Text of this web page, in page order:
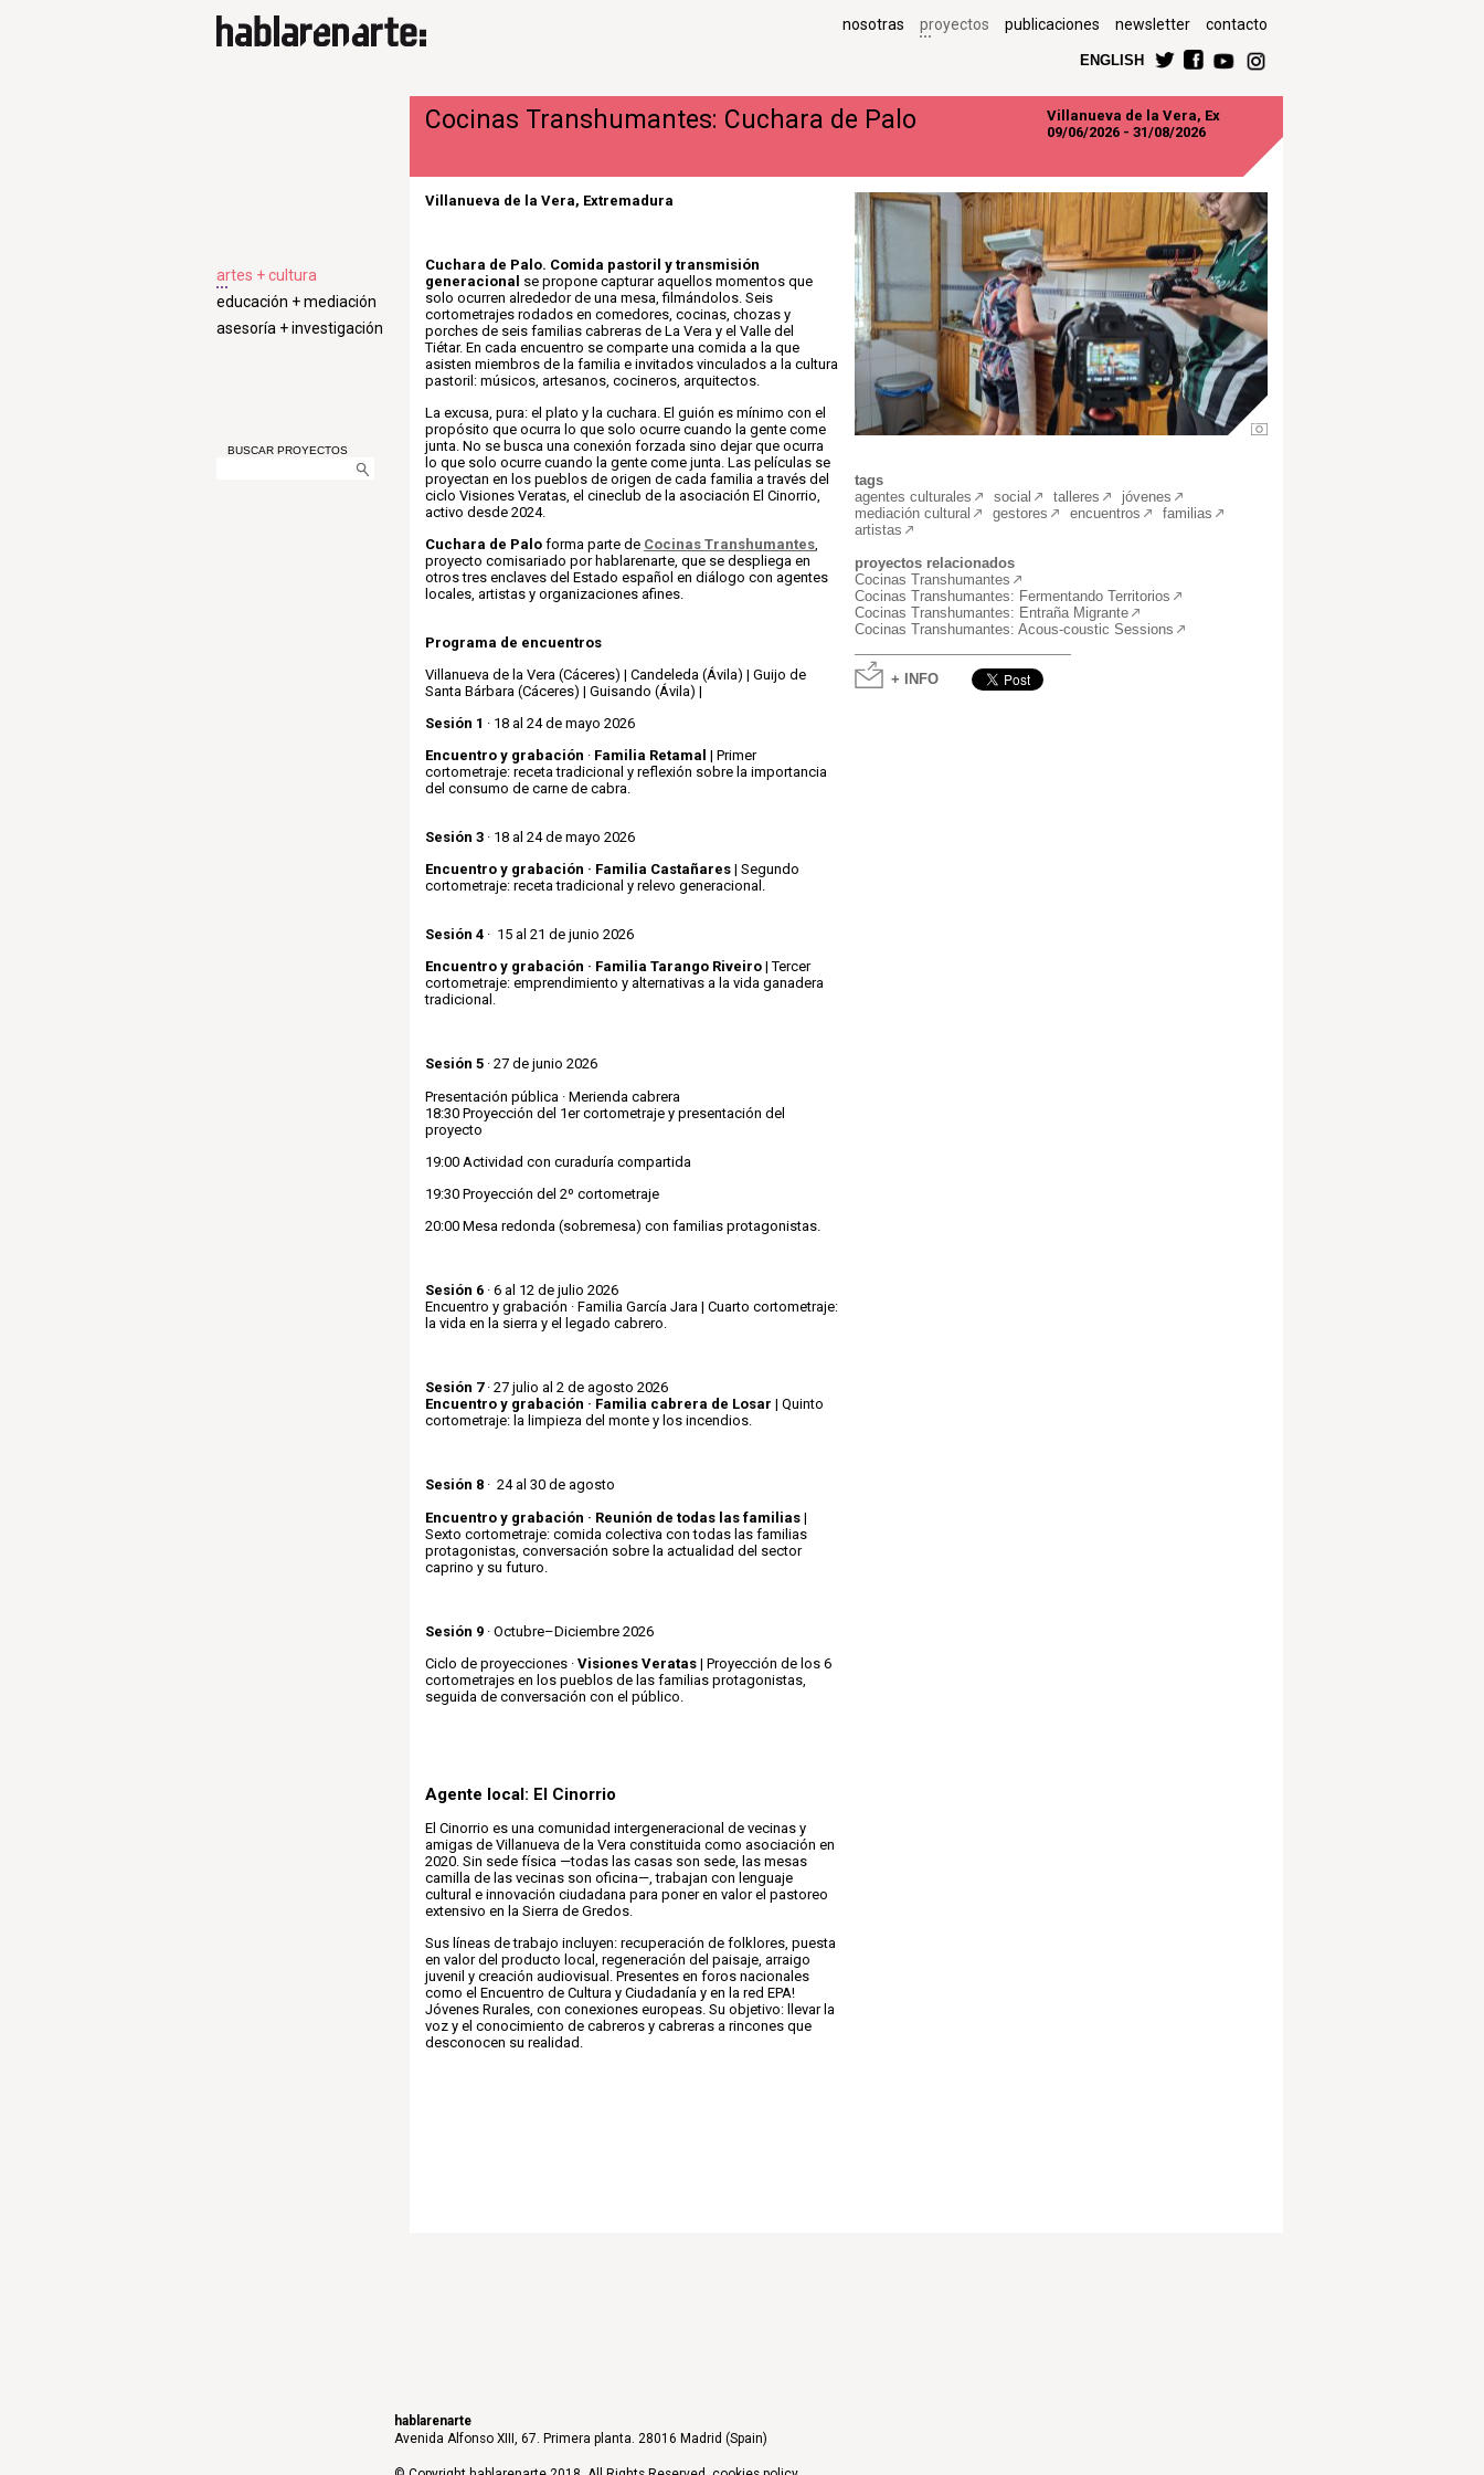
nosotras proyectos publicaciones newsletter contacto
ENGLISH
artes + cultura
educación + mediación
asesoría + investigación
BUSCAR PROYECTOS
Cocinas Transhumantes: Cuchara de Palo
Villanueva de la Vera, Ex
09/06/2026 - 31/08/2026
Villanueva de la Vera, Extremadura
Cuchara de Palo. Comida pastoril y transmisión
generacional se propone capturar aquellos momentos que
solo ocurren alrededor de una mesa, filmándolos. Seis
cortometrajes rodados en comedores, cocinas, chozas y
porches de seis familias cabreras de La Vera y el Valle del
Tiétar. En cada encuentro se comparte una comida a la que
asisten miembros de la familia e invitados vinculados a la cultura
pastoril: músicos, artesanos, cocineros, arquitectos.
La excusa, pura: el plato y la cuchara. El guión es mínimo con el
propósito que ocurra lo que solo ocurre cuando la gente come
junta. No se busca una conexión forzada sino dejar que ocurra
lo que solo ocurre cuando la gente come junta. Las películas se
proyectan en los pueblos de origen de cada familia a través del
ciclo Visiones Veratas, el cineclub de la asociación El Cinorrio,
activo desde 2024.
Cuchara de Palo forma parte de Cocinas Transhumantes,
proyecto comisariado por hablarenarte, que se despliega en
otros tres enclaves del Estado español en diálogo con agentes
locales, artistas y organizaciones afines.
Programa de encuentros
Villanueva de la Vera (Cáceres) | Candeleda (Ávila) | Guijo de
Santa Bárbara (Cáceres) | Guisando (Ávila) |
Sesión 1 · 18 al 24 de mayo 2026
Encuentro y grabación · Familia Retamal | Primer
cortometraje: receta tradicional y reflexión sobre la importancia
del consumo de carne de cabra.
Sesión 3 · 18 al 24 de mayo 2026
Encuentro y grabación · Familia Castañares | Segundo
cortometraje: receta tradicional y relevo generacional.
Sesión 4 · 15 al 21 de junio 2026
Encuentro y grabación · Familia Tarango Riveiro | Tercer
cortometraje: emprendimiento y alternativas a la vida ganadera
tradicional.
Sesión 5 · 27 de junio 2026
Presentación pública · Merienda cabrera
18:30 Proyección del 1er cortometraje y presentación del
proyecto
19:00 Actividad con curaduría compartida
19:30 Proyección del 2º cortometraje
20:00 Mesa redonda (sobremesa) con familias protagonistas.
Sesión 6 · 6 al 12 de julio 2026
Encuentro y grabación · Familia García Jara | Cuarto cortometraje:
la vida en la sierra y el legado cabrero.
Sesión 7 · 27 julio al 2 de agosto 2026
Encuentro y grabación · Familia cabrera de Losar | Quinto
cortometraje: la limpieza del monte y los incendios.
Sesión 8 · 24 al 30 de agosto
Encuentro y grabación · Reunión de todas las familias |
Sexto cortometraje: comida colectiva con todas las familias
protagonistas, conversación sobre la actualidad del sector
caprino y su futuro.
Sesión 9 · Octubre–Diciembre 2026
Ciclo de proyecciones · Visiones Veratas | Proyección de los 6
cortometrajes en los pueblos de las familias protagonistas,
seguida de conversación con el público.
Agente local: El Cinorrio
El Cinorrio es una comunidad intergeneracional de vecinas y
amigas de Villanueva de la Vera constituida como asociación en
2020. Sin sede física —todas las casas son sede, las mesas
camilla de las vecinas son oficina—, trabajan con lenguaje
cultural e innovación ciudadana para poner en valor el pastoreo
extensivo en la Sierra de Gredos.
Sus líneas de trabajo incluyen: recuperación de folklores, puesta
en valor del producto local, regeneración del paisaje, arraigo
juvenil y creación audiovisual. Presentes en foros nacionales
como el Encuentro de Cultura y Ciudadanía y en la red EPA!
Jóvenes Rurales, con conexiones europeas. Su objetivo: llevar la
voz y el conocimiento de cabreros y cabreras a rincones que
desconocen su realidad.
tags
agentes culturales
social talleres
jóvenes
mediación cultural
gestores encuentros
familias
artistas
proyectos relacionados
Cocinas Transhumantes
Cocinas Transhumantes: Fermentando Territorios
Cocinas Transhumantes: Entraña Migrante
Cocinas Transhumantes: Acous-coustic Sessions
+ INFO
hablarenarte
Avenida Alfonso XIII, 67. Primera planta. 28016 Madrid (Spain)